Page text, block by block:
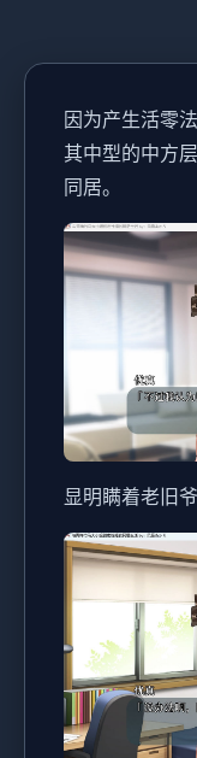
因为产生活零
其中型的中方
同居。
显明瞒着老旧